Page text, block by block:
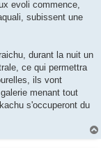
evoli commence,
subissent une
durant la nuit un
ce qui permettra
ils vont
menant tout
s'occuperont du